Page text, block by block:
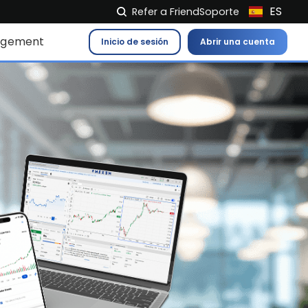
Refer a FriendSoporte
Inicio de sesión Abrir una cuenta
ES
NL
FR
IT
EN
DE
EL
PL
HU
NO
SK